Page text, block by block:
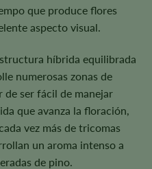
que produce flores
aspecto visual.
híbrida equilibrada
numerosas zonas de
ser fácil de manejar
que avanza la floración,
vez más de tricomas
un aroma intenso a
de pino.